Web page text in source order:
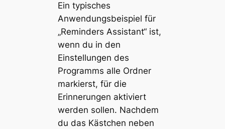
Ein typisches
Anwendungsbeispiel für
„Reminders Assistant“ ist,
wenn du in den
Einstellungen des
Programms alle Ordner
markierst, für die
Erinnerungen aktiviert
werden sollen. Nachdem
du das Kästchen neben